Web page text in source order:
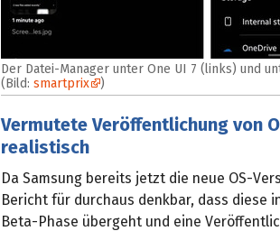
Der Datei-Manager unter One UI 7 (links) und
(Bild: smartprix )
Vermutete Veröffentlichung von
realistisch
Da Samsung bereits jetzt die neue OS-
Bericht für durchaus denkbar, dass diese
Beta-Phase übergeht und eine